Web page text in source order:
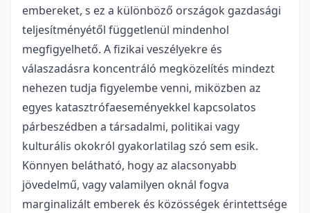
embereket, s ez a különböző országok gazdasági
teljesítményétől függetlenül mindenhol
megfigyelhető. A fizikai veszélyekre és
válaszadásra koncentráló megközelítés mindezt
nehezen tudja figyelembe venni, miközben az
egyes katasztrófaeseményekkel kapcsolatos
párbeszédben a társadalmi, politikai vagy
kulturális okokról gyakorlatilag szó sem esik.
Könnyen belátható, hogy az alacsonyabb
jövedelmű, vagy valamilyen oknál fogva
marginalizált emberek és közösségek érintettsége